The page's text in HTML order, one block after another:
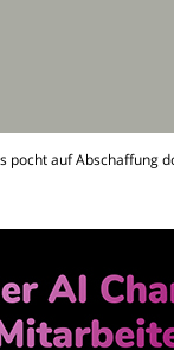
pocht auf Abschaffung